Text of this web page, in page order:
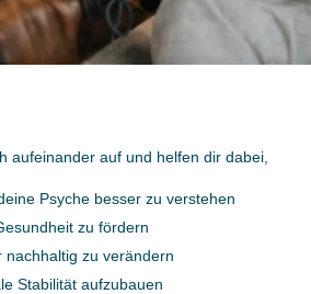
aufeinander auf und helfen dir dabei,
Psyche besser zu verstehen
zu fördern
nachhaltig zu verändern
Stabilität aufzubauen